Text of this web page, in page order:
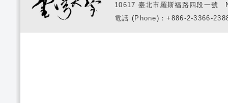
10617 臺北市羅斯福路四段一
電話 (Phone)：+886-2-3366-